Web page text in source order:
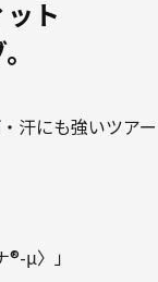
ト
汗にも強いツアー
μ〉」